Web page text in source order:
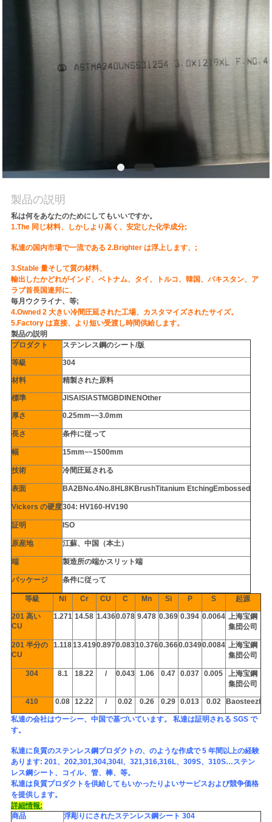
連
絡
し
な
さ
い
ニ
ュ
ー
ス
場
合
COMPANY
NEWS
地
図
PRIVACY
POLICY
製品の説明
私は何をあなたのためにしてもいいですか。
1.The 同じ材料、しかしより高く、安定した化学成分;
私達の国内市場で一流である 2.Brighter は浮上します、;
3.Stable 量そして質の材料、
輸出したかどれがインド、ベトナム、タイ、トルコ、韓国、パキスタン、ア
ラブ首長国連邦に、
毎月ウクライナ、等;
4.Owned 2 大きい冷間圧延された工場、カスタマイズされたサイズ。
5.Factory は直接、より短い受渡し時間供給します。
製品の説明
プロダクト
ステンレス鋼のシート/版
等級 304
材料 精製された原料
標準 JISAISIASTMGBDINENOther
厚さ 0.25mm~~3.0mm
長さ 条件に従って
幅 15mm~~1500mm
技術 冷間圧延される
表面 BA2BNo.4No.8HL8KBrushTitanium EtchingEmbossed
Vickers の硬度304: HV160-HV190
証明 ISO
原産地 江蘇、中国（本土）
端 製造所の端かスリット端
パッケージ 条件に従って
等級 NI Cr CU C Mn Si P S 起源
201 高い
CU
1.271 14.58 1.4360.078 9.478 0.369 0.394 0.0064 上海宝鋼
集団公司
201 半分の
CU
1.11813.4190.8970.08310.3760.3660.03490.0084 上海宝鋼
集団公司
304 8.1 18.22 / 0.043 1.06 0.47 0.037 0.005
上海宝鋼
集団公司
410 0.08 12.22 / 0.02 0.26 0.29 0.013 0.02 Baosteezl
私達の会社はウーシー、中国で基づいています。 私達は証明される SGS で
す。
私達に良質のステンレス鋼プロダクトの、のような作成で 5 年間以上の経験
あります: 201、202,301,304,304l、321,316,316L、309S、310S…ステン
レス鋼シート、コイル、管、棒、等。
私達は良質プロダクトを供給してもいかったりよいサービスおよび競争価格
を提供します。
詳細情報:
商品
浮彫りにされたステンレス鋼シート 304